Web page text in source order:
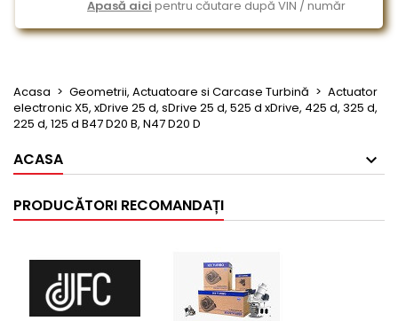
Apasă aici pentru căutare după VIN / număr
Acasa Geometrii, Actuatoare si Carcase Turbină
Actuator
electronic X5, xDrive 25 d, sDrive 25 d, 525 d xDrive, 425 d, 325 d,
225 d, 125 d B47 D20 B, N47 D20 D
ACASA
PRODUCĂTORI RECOMANDAȚI